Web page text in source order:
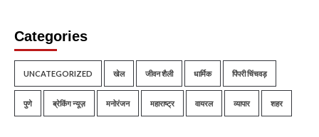
Categories
UNCATEGORIZED खेल जीवन शैली धार्मिक पिंपरी चिंचवड़
पुणे ब्रेकिंग न्यूज़ मनोरंजन महाराष्ट्र वायरल व्यापार शहर